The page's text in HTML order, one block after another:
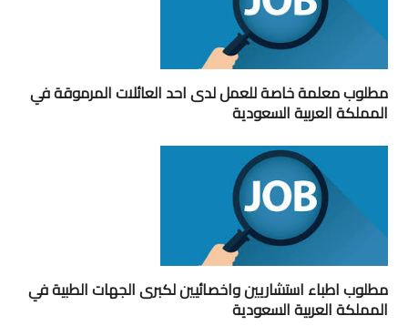
مطلوب معلمة خاصة للعمل لدى احد العائلات المرموقة في
المملكة العربية السعودية
مطلوب اطباء استشاريين واخصائيين لكبرى الجهات الطبية في
المملكة العربية السعودية